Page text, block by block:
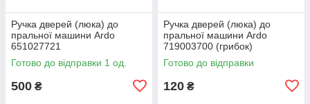
Ручка дверей (люка) до
пральної машини Ardo
651027721
Готово до відправки 1 од.
500 ₴
Ручка дверей (люка) до
пральної машини Ardo
719003700 (грибок)
Готово до відправки
120 ₴